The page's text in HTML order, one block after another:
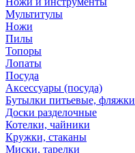
Мультитулы
Ножи
Пилы
Топоры
Лопаты
Посуда
Аксессуары (посуда)
Бутылки питьевые, фляжки
Доски разделочные
Котелки, чайники
Кружки, стаканы
Миски, тарелки